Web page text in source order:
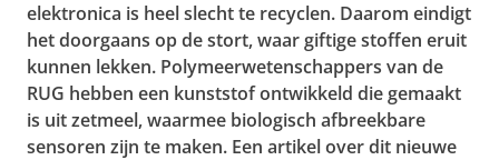
elektronica is heel slecht te recyclen. Daarom eindigt
het doorgaans op de stort, waar giftige stoffen eruit
kunnen lekken. Polymeerwetenschappers van de
RUG hebben een kunststof ontwikkeld die gemaakt
is uit zetmeel, waarmee biologisch afbreekbare
sensoren zijn te maken. Een artikel over dit nieuwe